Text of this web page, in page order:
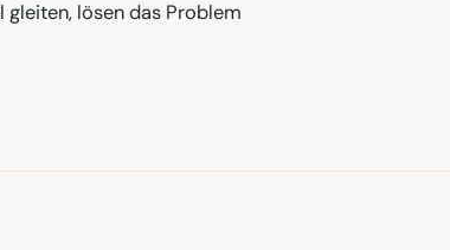
gleiten, lösen das Problem